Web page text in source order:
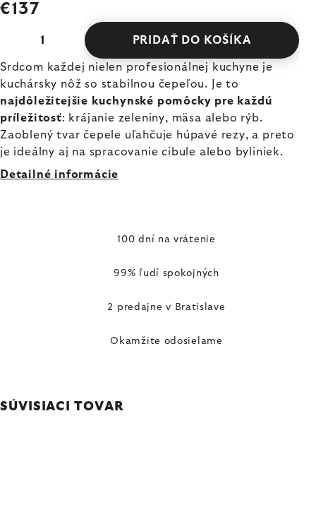
€137
PRIDAŤ DO KOŠÍKA
Srdcom každej nielen profesionálnej kuchyne je
kuchársky nôž so stabilnou čepeľou. Je to
najdôležitejšie kuchynské pomôcky pre každú
príležitosť: krájanie zeleniny, mäsa alebo rýb.
Zaoblený tvar čepele uľahčuje húpavé rezy, a preto
je ideálny aj na spracovanie cibule alebo byliniek.
Detailné informácie
100 dní na vrátenie
99% ľudí spokojných
2 predajne v Bratislave
Okamžite odosielame
SÚVISIACI TOVAR